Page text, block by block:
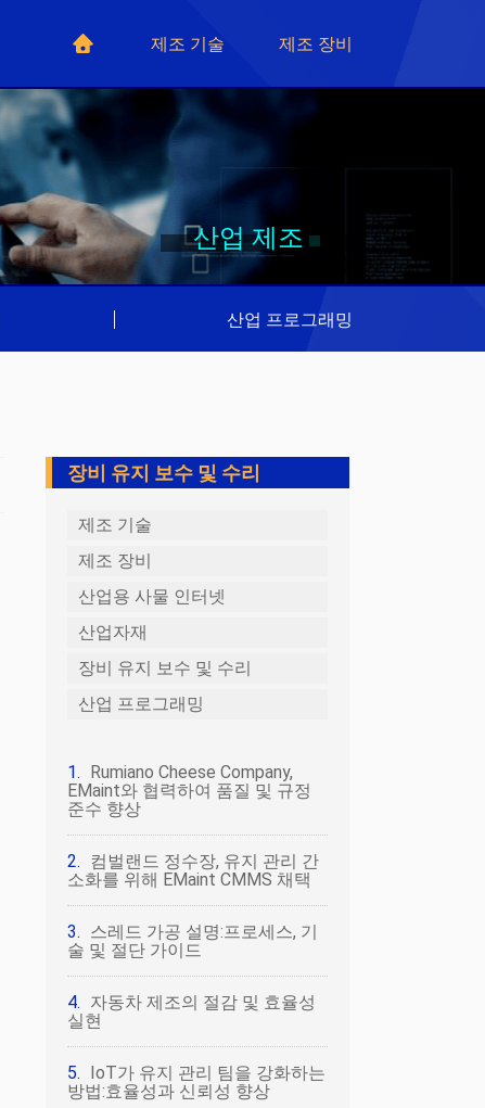
제조 기술 제조 장비
산업 제조
산업 프로그래밍
장비 유지 보수 및 수리
제조 기술
제조 장비
산업용 사물 인터넷
산업자재
장비 유지 보수 및 수리
산업 프로그래밍
Rumiano Cheese Company,
EMaint와 협력하여 품질 및 규정
준수 향상
컴벌랜드 정수장, 유지 관리 간
소화를 위해 EMaint CMMS 채택
스레드 가공 설명:프로세스, 기
술 및 절단 가이드
자동차 제조의 절감 및 효율성
실현
IoT가 유지 관리 팀을 강화하는
방법:효율성과 신뢰성 향상